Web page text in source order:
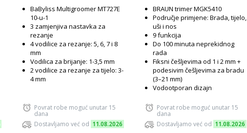
BaByliss Multigroomer MT727E
10-u-1
3 zamjenjiva nastavka za
rezanje
4 vodilice za rezanje: 5, 6, 7 i 8
mm
Vodilica za brijanje: 1-3,5 mm
2 vodilice za rezanje za tijelo: 3-
4 mm
Povrat robe moguć unutar 15
dana
Dostavljamo već od 11.08.2026
BRAUN trimer MGK5410
Područje primjene: Brada, tijelo,
uši i nos
9 funkcija
Do 100 minuta neprekidnog
rada
Fiksni češljevima od 1 i 2 mm +
podesivim češljevima za bradu
(3–21 mm)
Vodootporan dizajn
Povrat robe moguć unutar 15
dana
Dostavljamo već od 11.08.2026